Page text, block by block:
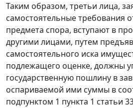
Таким образом, третьи лица,
самостоятельные требования
предмета спора, вступают в
другими лицами, путем
самостоятельного иска
подлежащего оценке, должны
государственную пошлину в
оспариваемой ими суммы в
подпунктом 1 пункта 1 статьи